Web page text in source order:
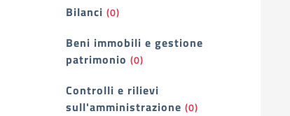
Bilanci (0)
Beni immobili e gestione
patrimonio (0)
Controlli e rilievi
sull'amministrazione (0)